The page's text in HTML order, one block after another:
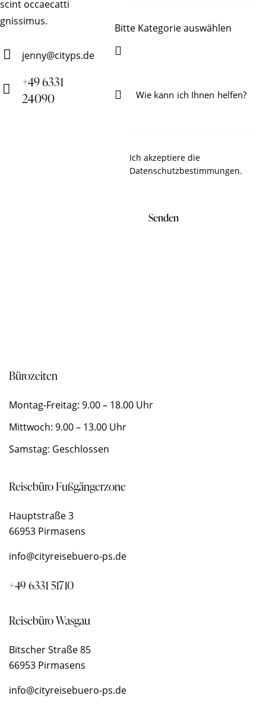
scint occaecatti
gnissimus.
m
jenny@cityps.de
+49 6331
24090
Bitte Kategorie auswählen
Ich akzeptiere die
Datenschutzbestimmungen.
Bürozeiten
Montag-Freitag: 9.00 – 18.00 Uhr
Mittwoch: 9.00 – 13.00 Uhr
Samstag: Geschlossen
Reisebüro Fußgängerzone
Hauptstraße 3
66953 Pirmasens
info@cityreisebuero-ps.de
+49 6331 51710
Reisebüro Wasgau
Bitscher Straße 85
66953 Pirmasens
info@cityreisebuero-ps.de